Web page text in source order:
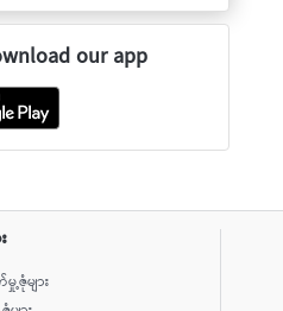
our app
ဇုံများ